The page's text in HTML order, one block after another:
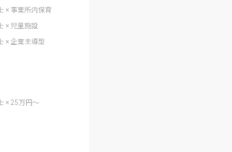
× 事業所内保育
× 児童施設
× 企業主導型
× 25万円〜